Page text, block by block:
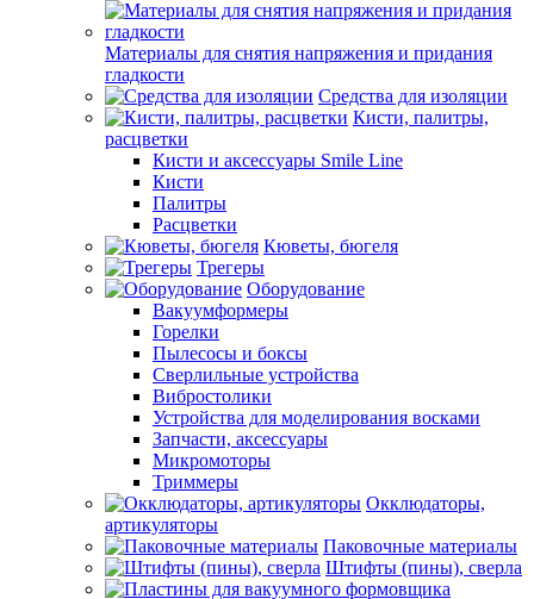
Материалы для снятия напряжения и придания
гладкости
Средства для изоляции
Кисти, палитры,
расцветки
Кисти и аксессуары Smile Line
Кисти
Палитры
Расцветки
Кюветы, бюгеля
Трегеры
Оборудование
Вакуумформеры
Горелки
Пылесосы и боксы
Сверлильные устройства
Вибростолики
Устройства для моделирования восками
Запчасти, аксессуары
Микромоторы
Триммеры
Окклюдаторы,
артикуляторы
Паковочные материалы
Штифты (пины), сверла